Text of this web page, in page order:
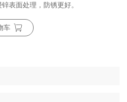
表面处理，防锈更好。
车